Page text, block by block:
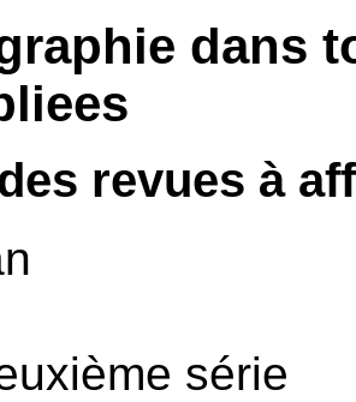
dans
revues à
série